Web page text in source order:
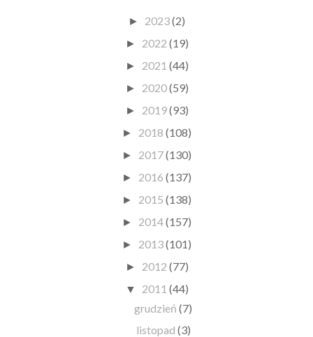
► 2023(2)
► 2022 (19)
► 2021 (44)
► 2020(59)
► 2019(93)
► 2018 (108)
► 2017(130)
► 2016 (137)
► 2015 (138)
► 2014(157)
► 2013(101)
► 2012 (77)
▼ 2011 (44)
grudzień(7)
listopad (3)